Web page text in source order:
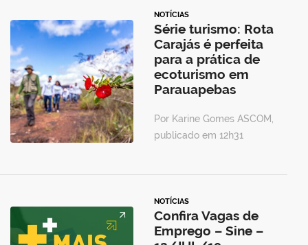
NOTÍCIAS
Série turismo: Rota
Carajás é perfeita
para a prática de
ecoturismo em
Parauapebas
Por Karine Gomes ASCOM,
publicado em 12h31
NOTÍCIAS
Confira Vagas de
Emprego – Sine –